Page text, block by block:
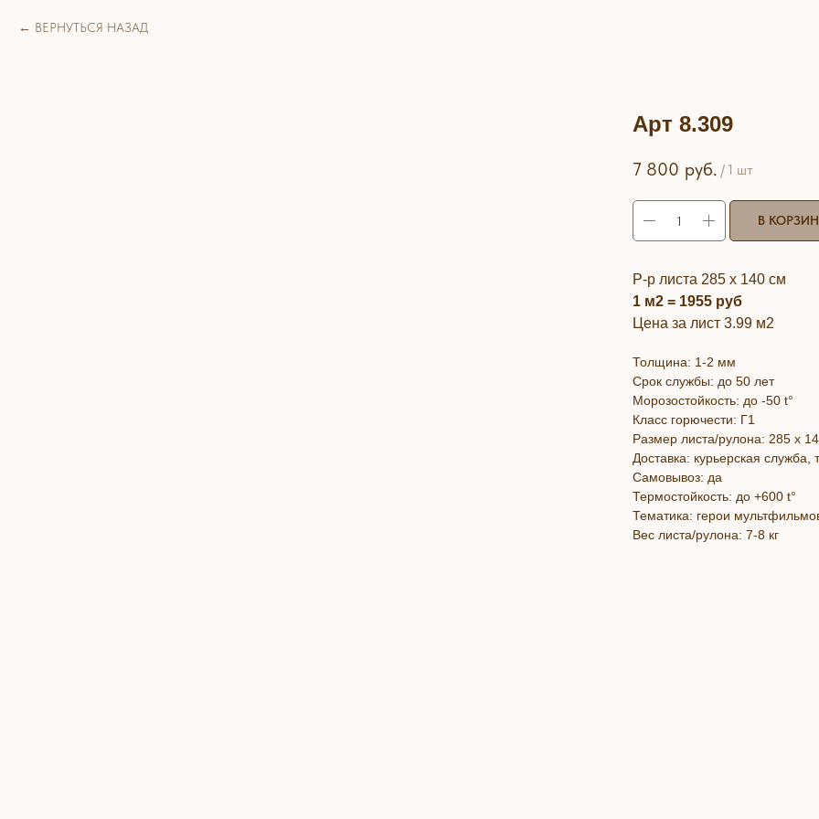
ВЕРНУТЬСЯ НАЗАД
Арт 8.309
7 800 руб. / 1 шт
В
Р-р листа 285 х 140 см
1 м2 = 1955 руб
Цена за лист 3.99 м2
Толщина: 1-2 мм
Срок службы: до 50 лет
Морозостойкость: до -50 t°
Класс горючести: Г1
Размер листа/рулона: 285 х
Доставка: курьерская
Самовывоз: да
Термостойкость: до +600 t°
Тематика: герои
Вес листа/рулона: 7-8 кг